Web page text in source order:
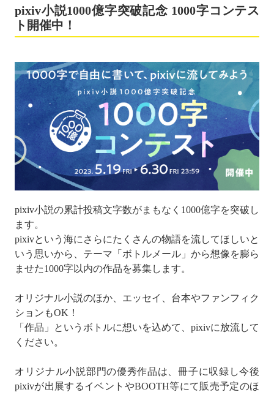
pixiv小説1000億字突破記念 1000字コンテス
ト開催中！
pixiv小説の累計投稿文字数がまもなく1000億字を突破し
ます。
pixivという海にさらにたくさんの物語を流してほしいと
いう思いから、テーマ「ボトルメール」から想像を膨ら
ませた1000字以内の作品を募集します。
オリジナル小説のほか、エッセイ、台本やファンフィク
ションもOK！
「作品」というボトルに想いを込めて、pixivに放流して
ください。
オリジナル小説部門の優秀作品は、冊子に収録し今後
pixivが出展するイベントやBOOTH等にて販売予定のほ